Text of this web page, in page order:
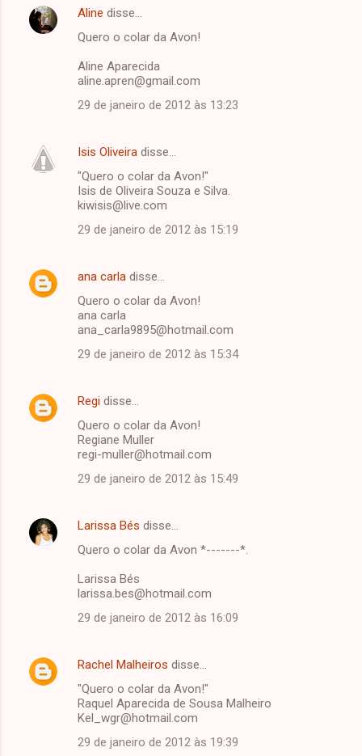
Aline disse…
Quero o colar da Avon!
Aline Aparecida
aline.apren@gmail.com
29 de janeiro de 2012 às 13:23
Isis Oliveira disse…
"Quero o colar da Avon!"
Isis de Oliveira Souza e Silva.
kiwisis@live.com
29 de janeiro de 2012 às 15:19
ana carla disse…
Quero o colar da Avon!
ana carla
ana_carla9895@hotmail.com
29 de janeiro de 2012 às 15:34
Regi disse…
Quero o colar da Avon!
Regiane Muller
regi-muller@hotmail.com
29 de janeiro de 2012 às 15:49
Larissa Bés disse…
Quero o colar da Avon *-------*.
Larissa Bés
larissa.bes@hotmail.com
29 de janeiro de 2012 às 16:09
Rachel Malheiros disse…
"Quero o colar da Avon!"
Raquel Aparecida de Sousa Malheiro
Kel_wgr@hotmail.com
29 de janeiro de 2012 às 19:39